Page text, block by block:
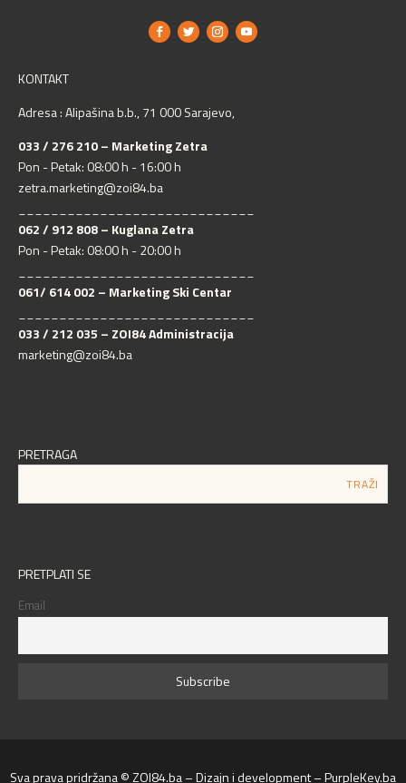
KONTAKT
Adresa : Alipašina b.b., 71 000 Sarajevo,
033 / 276 210 – Marketing Zetra
Pon - Petak: 08:00 h - 16:00 h
zetra.marketing@zoi84.ba
062 / 912 808 – Kuglana Zetra
Pon - Petak: 08:00 h - 20:00 h
061/ 614 002 – Marketing Ski Centar
033 / 212 035 – ZOI84 Administracija
marketing@zoi84.ba
PRETRAGA
PRETPLATI SE
Email
Sva prava pridržana © ZOI84.ba – Dizajn i development – PurpleKey.ba